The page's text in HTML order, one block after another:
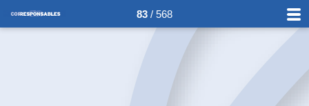
83 / 568